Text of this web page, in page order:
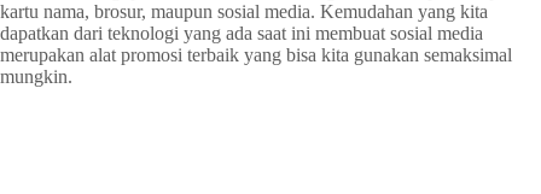
kartu nama, brosur, maupun sosial media. Kemudahan yang kita
dapatkan dari teknologi yang ada saat ini membuat sosial media
merupakan alat promosi terbaik yang bisa kita gunakan semaksimal
mungkin.